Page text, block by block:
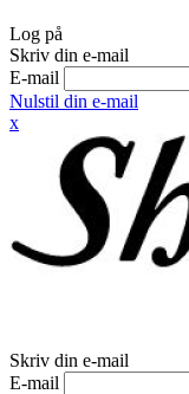
Log på
Skriv din e-mail
E-mail
Nulstil din e-mail
x
Skriv din e-mail
E-mail